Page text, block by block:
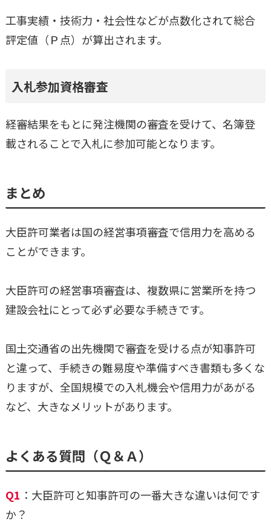
工事実績・技術力・社会性などが点数化されて総合
評定値（Ｐ点）が算出されます。
入札参加資格審査
経審結果をもとに発注機関の審査を受けて、名簿登
載されることで入札に参加可能となります。
まとめ
大臣許可業者は国の経営事項審査で信用力を高める
ことができます。
大臣許可の経営事項審査は、複数県に営業所を持つ
建設会社にとって必ず必要な手続きです。
国土交通省の出先機関で審査を受ける点が知事許可
と違って、手続きの難易度や準備すべき書類も多くな
りますが、全国規模での入札機会や信用力があがる
など、大きなメリットがあります。
よくある質問（Ｑ＆Ａ）
Q1 ：大臣許可と知事許可の一番大きな違いは何です
か？